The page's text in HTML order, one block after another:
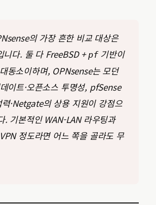
의 가장 흔한 비교 대상은
니다. 둘 다 FreeBSD +pf기반이
동소이하며, OPNsense는 모던
이트·오픈소스 투명성, pfSense
·Netgate의 상용 지원이 강점으
. 기본적인 WAN-LAN 라우팅과
정도라면 어느 쪽을 골라도 무